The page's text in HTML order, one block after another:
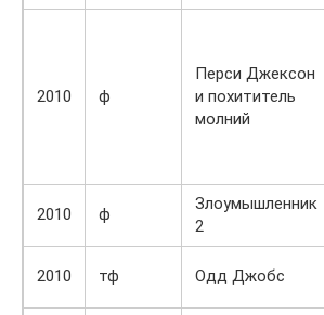
2010 ф
Перси Джексон
и похититель
молний
2010 ф
Злоумышленник
2
2010 тф Одд Джобс